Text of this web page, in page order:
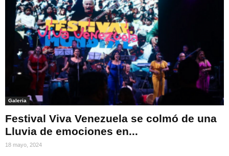
Galeria
Festival Viva Venezuela se colmó de una
Lluvia de emociones en...
18 mayo, 2024